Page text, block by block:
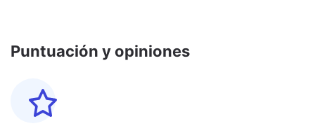
Puntuación y opiniones